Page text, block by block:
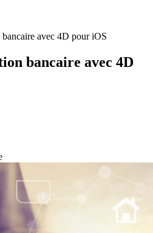
avec 4D pour iOS
bancaire avec 4D